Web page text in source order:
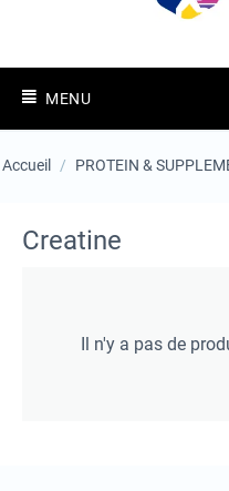
MENU
Accueil / PROTEIN &
Creatine
Il n'y a pas de